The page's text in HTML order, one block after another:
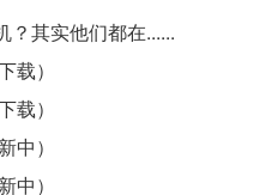
？其实他们都在......
载）
载）
中）
中）